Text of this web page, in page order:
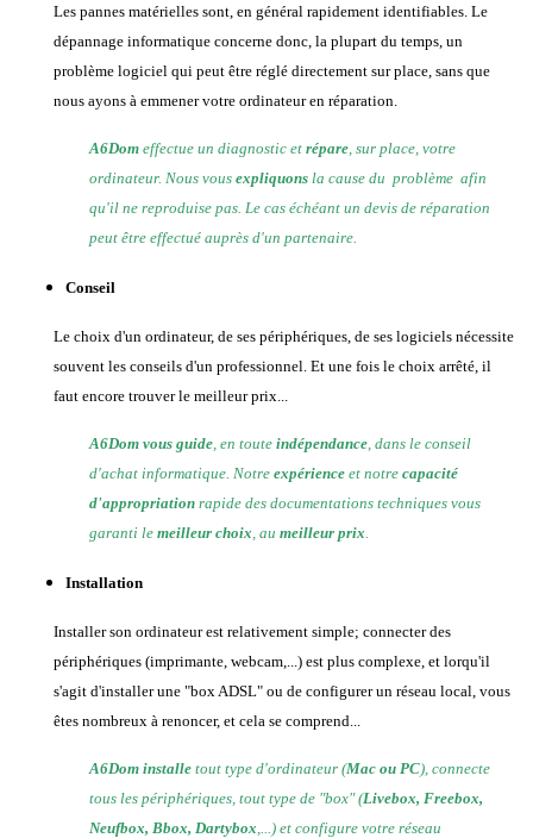
Les pannes matérielles sont, en général rapidement identifiables. Le
dépannage informatique concerne donc, la plupart du temps, un
problème logiciel qui peut être réglé directement sur place, sans que
nous ayons à emmener votre ordinateur en réparation.
A6Dom effectue un diagnostic et répare , sur place, votre
ordinateur. Nous vous expliquons la cause du problème afin
qu'il ne reproduise pas. Le cas échéant un devis de réparation
peut être effectué auprès d'un partenaire.
Conseil
Le choix d'un ordinateur, de ses périphériques, de ses logiciels nécessite
souvent les conseils d'un professionnel. Et une fois le choix arrêté, il
faut encore trouver le meilleur prix...
A6Dom vous guide , en toute indépendance , dans le conseil
d'achat informatique. Notre expérience et notre capacité
d'appropriation rapide des documentations techniques vous
garanti le meilleur choix , au meilleur prix
Installation
Installer son ordinateur est relativement simple; connecter des
périphériques (imprimante, webcam,...) est plus complexe, et lorqu'il
s'agit d'installer une "box ADSL" ou de configurer un réseau local, vous
êtes nombreux à renoncer, et cela se comprend...
A6Dom installe tout type d'ordinateur (Mac ou PC), connecte
tous les périphériques, tout type de "box" (Livebox, Freebox,
Neufbox, Bbox, Dartybox ,...) et configure votre réseau